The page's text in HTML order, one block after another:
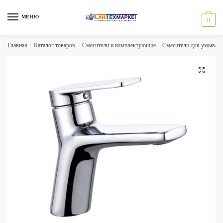
МЕНЮ
0
Главная Каталог товаров Смесители и комплектующие Смесители для
🔍